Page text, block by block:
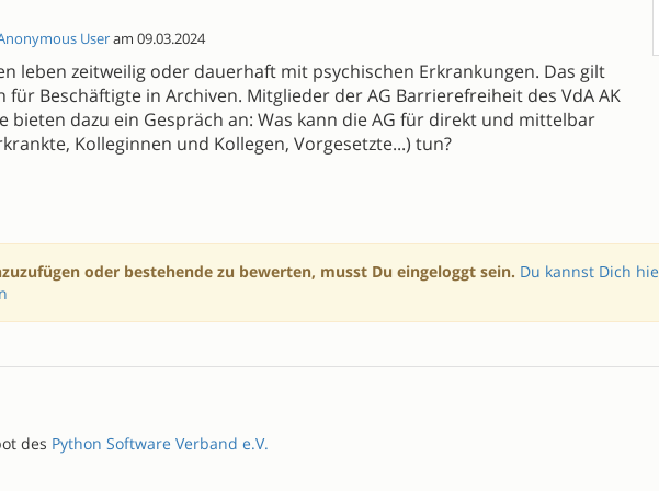
Useram 09.03.2024
leben zeitweilig oder dauerhaft mit psychischen Erkrankungen. Das gilt
für Beschäftigte in Archiven. Mitglieder der AG Barrierefreiheit des VdA AK
bieten dazu ein Gespräch an: Was kann die AG für direkt und mittelbar
Kolleginnen und Kollegen, Vorgesetzte...) tun?
oder bestehende zu bewerten, musst Du eingeloggt sein. Du kannst Dich
des Python Software Verband e.V.